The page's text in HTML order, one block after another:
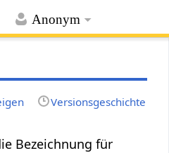
Anonym
Versionsgeschichte
Bezeichnung für